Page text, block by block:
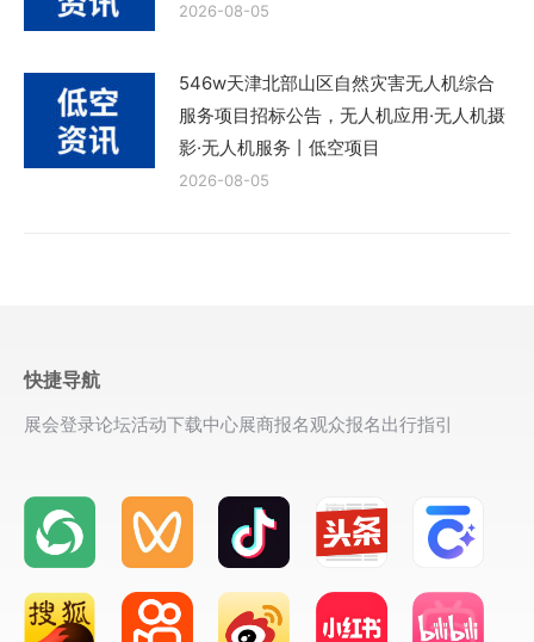
2026-08-05
546w天津北部山区自然灾害无人机综合
服务项目招标公告，无人机应用·无人机摄
影·无人机服务丨低空项目
2026-08-05
快捷导航
展会登录论坛活动下载中心展商报名观众报名出行指引